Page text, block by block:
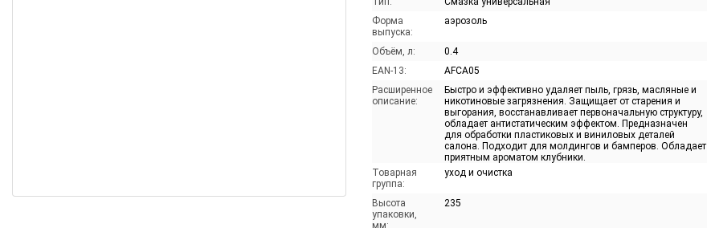
Форма
выпуска:
аэрозоль
Объём, л:
0.4
EAN-13:
AFCA05
Расширенное
описание:
Быстро и эффективно удаляет пыль, грязь, масляные и
никотиновые загрязнения. Защищает от старения и
выгорания, восстанавливает первоначальную структуру,
обладает антистатическим эффектом. Предназначен
для обработки пластиковых и виниловых деталей
салона. Подходит для молдингов и бамперов. Обладает
приятным ароматом клубники.
Товарная
группа:
уход и очистка
Высота
упаковки,
мм:
235